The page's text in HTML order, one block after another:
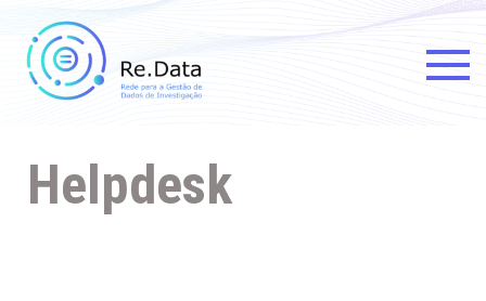
Rede para a Gestão de Dados
Helpdesk